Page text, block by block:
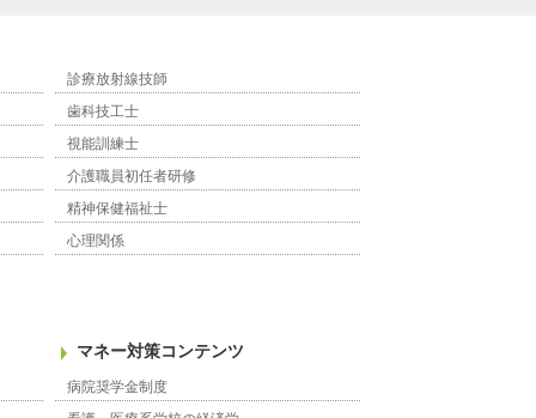
診療放射線技師
歯科技工士
視能訓練士
介護職員初任者研修
精神保健福祉士
心理関係
マネー対策コンテンツ
病院奨学金制度